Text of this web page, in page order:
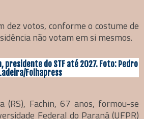
dez votos, conforme o costume de
não votam em si mesmos.
presidente do STF até 2027. Foto: Pedro
Ladeira/Folhapress
(RS), Fachin, 67 anos, formou-se
Federal do Paraná (UFPR)